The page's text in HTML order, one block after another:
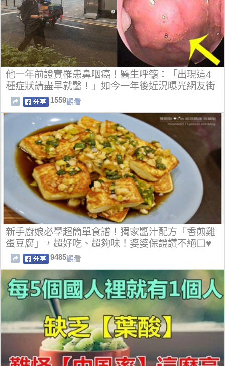
他一年前證實罹患鼻咽癌！醫生呼籲：「出現這4
種症狀請盡早就醫！」如今一年後近況曝光網友街
上捕獲....
1559觀看
新手廚娘必學超簡單食譜！獨家醬汁配方「香煎雞
蛋豆腐」，超好吃、超夠味！婆婆保證讚不絕口♥
9485觀看